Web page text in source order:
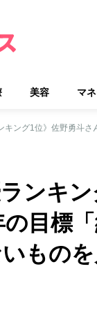
美容 マ
ンキ
目標
もの